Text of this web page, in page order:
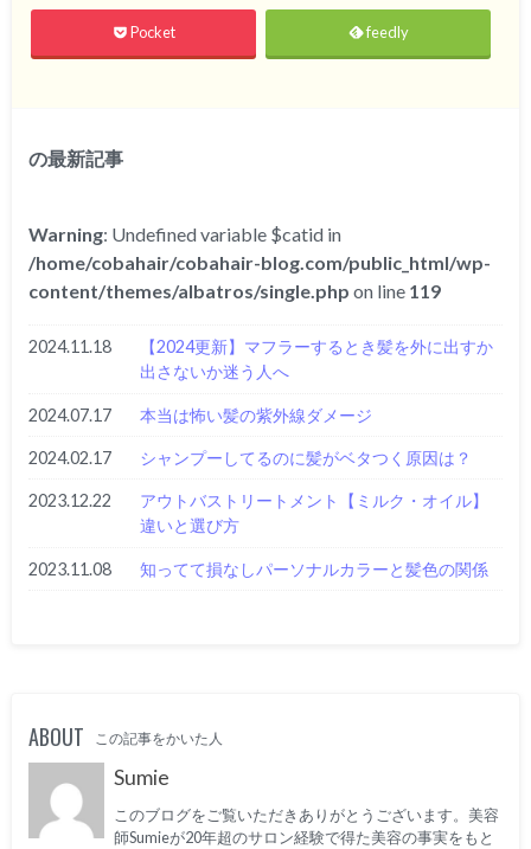
Pocket feedly
の最新記事
Warning: Undefined variable $catid in
/home/cobahair/cobahair-blog.com/public_html/wp-
content/themes/albatros/single.php on line 119
2024.11.18
【2024更新】マフラーするとき髪を外に出すか
出さないか迷う人へ
2024.07.17 本当は怖い髪の紫外線ダメージ
2024.02.17 シャンプーしてるのに髪がベタつく原因は？
2023.12.22
アウトバストリートメント【ミルク・オイル】
違いと選び方
2023.11.08 知ってて損なしパーソナルカラーと髪色の関係
ABOUT この記事をかいた人
Sumie
このブログをご覧いただきありがとうございます。美容
師Sumieが20年超のサロン経験で得た美容の事実をもと